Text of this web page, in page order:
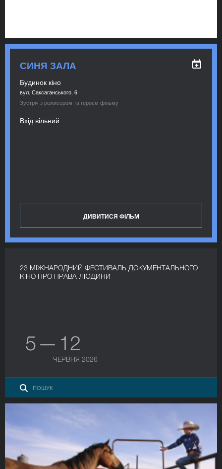
СИНЯ ЗАЛА
Будинок кіно
вул. Саксаганського, 6
Зустріч з режисером та героєм фільму
Вхід вільний
ДИВИТИСЯ ФІЛЬМ
23 МІЖНАРОДНИЙ ФЕСТИВАЛЬ ДОКУМЕНТАЛЬНОГО
КІНО ПРО ПРАВА ЛЮДИНИ
5 — 12
ЧЕРВНЯ 2026